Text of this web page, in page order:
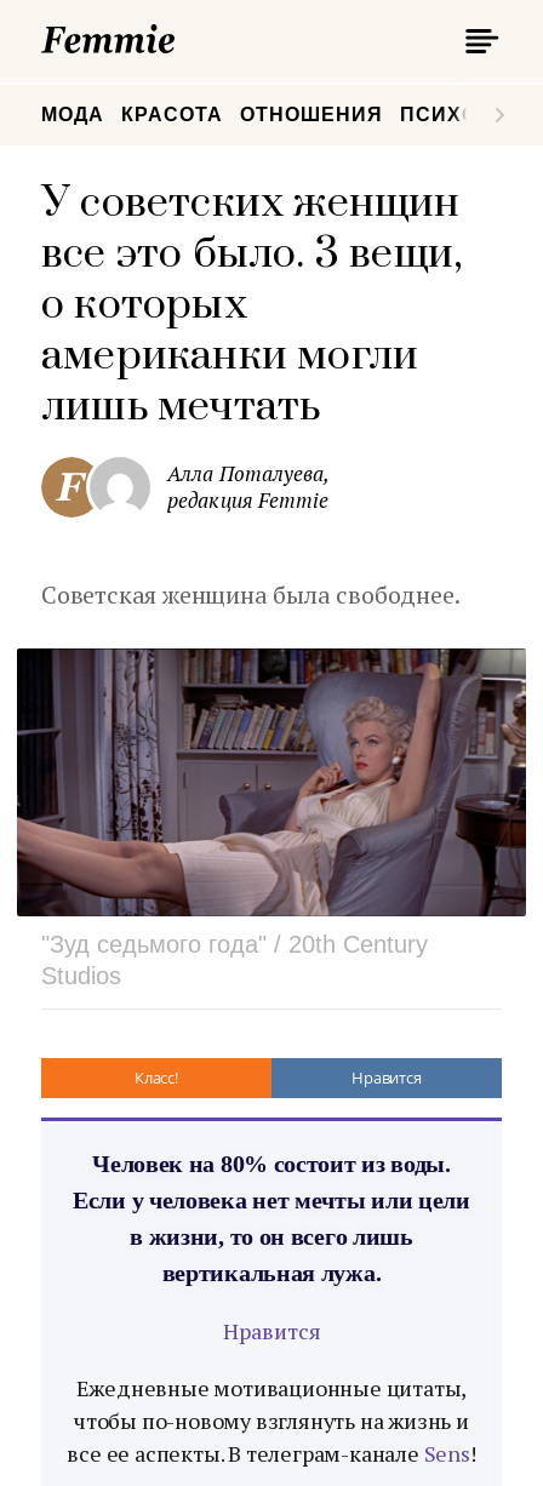
МОДА КРАСОТА ОТНОШЕНИЯ
У советских женщин
все это было. 3 вещи,
о которых
американки могли
лишь мечтать
Алла Поталуева,
редакция Femmie
Советская женщина была свободнее.
"Зуд седьмого года" / 20th Century
Studios
Класс! Нравится
Человек на 80% состоит из воды.
Если у человека нет мечты или цели
в жизни, то он всего лишь
вертикальная лужа.
Нравится
Ежедневные мотивационные цитаты,
чтобы по-новому взглянуть на жизнь и
все ее аспекты. В телеграм-канале Sens!